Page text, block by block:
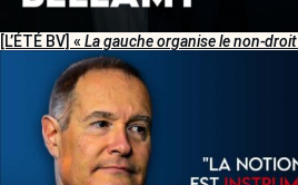
[L’ÉTÉ BV] « La gauche organise le non-droit